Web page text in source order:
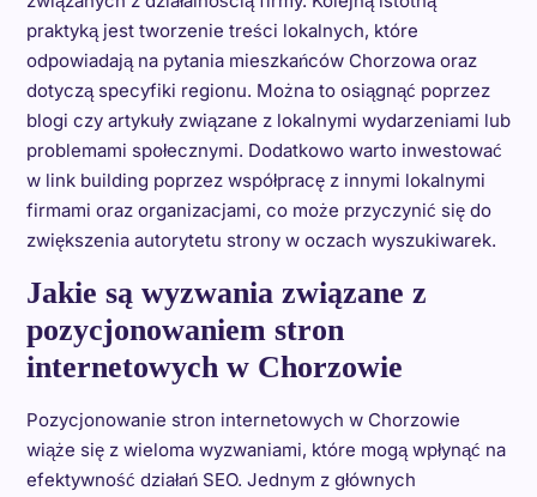
praktyką jest tworzenie treści lokalnych, które
odpowiadają na pytania mieszkańców Chorzowa oraz
dotyczą specyfiki regionu. Można to osiągnąć poprzez
blogi czy artykuły związane z lokalnymi wydarzeniami lub
problemami społecznymi. Dodatkowo warto inwestować
w link building poprzez współpracę z innymi lokalnymi
firmami oraz organizacjami, co może przyczynić się do
zwiększenia autorytetu strony w oczach wyszukiwarek.
Jakie są wyzwania związane z
pozycjonowaniem stron
internetowych w Chorzowie
Pozycjonowanie stron internetowych w Chorzowie
wiąże się z wieloma wyzwaniami, które mogą wpłynąć na
efektywność działań SEO. Jednym z głównych